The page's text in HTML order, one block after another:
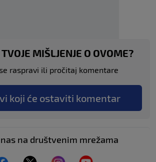
MIŠLJENJE O OVOME?
raspravi ili pročitaj komentare
koji će ostaviti komentar
na društvenim mrežama